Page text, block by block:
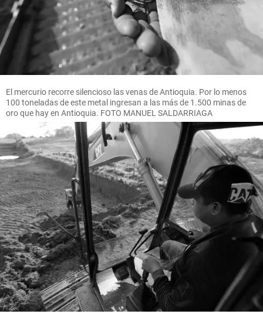
El mercurio recorre silencioso las venas de Antioquia. Por lo menos
100 toneladas de este metal ingresan a las más de 1.500 minas de
oro que hay en Antioquia. FOTO MANUEL SALDARRIAGA